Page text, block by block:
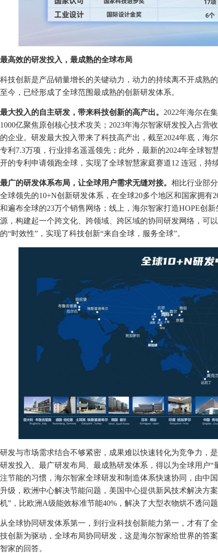
最高效的研发投入，最成熟的全球布局
科技创新是产品销量增长的关键动力，动力的持续离不开成熟
至今，已经形成了全球范围最成熟的创新研发体系。
最大投入的自主研发 ， 带来科技创新的高产出。 2022年海尔在
1000亿聚焦原创核心技术攻关；2023年海尔智家研发投入占营
的企业。研发最大投入带来了科技高产出，截至2024年底，海
专利7.3万项，行业排名遥遥领先；此外，最新的2024年全球智
开的专利申请领跑全球，实现了全球智慧家庭赛道12 连冠，持
最广的研发体系布局，让全球用户需求无缝对接。 相比行业部
全球领先的10+N创新研发体系，在全球20多个地区和国家拥有
和遍布全球的23万个销售网络；线上，海尔智家打造HOPE创
源，构建起一个跨文化、跨领域、跨区域的协同研发网络，可
的“时效性”，实现了科技创新“来自全球，服务全球”。
研发与市场需求结合不够紧密，成果难以快速转化为竞争力，
研发投入、最广研发布局、最成熟研发体系，得以为全球用户
注节能的习惯，海尔智家全球研发和制造体系快速协同，由中
升级，欧洲中心解决节能问题，美国中心提供新风技术解决方
机”，比欧洲A级能效标准节能40%，解决了大型衣物烘不透问
从全球协同研发体系第一，到行业科技创新能力第一，才有了
技创新为驱动，全球布局协同研发，这是海尔智家给世界的答
智家的回答。